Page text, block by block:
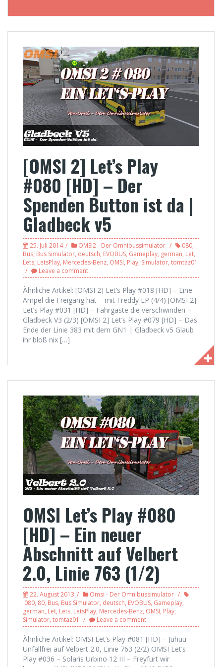
[OMSI 2] Let’s Play
#080 [HD] – Der
Spenden Button ist da |
Gladbeck v5
25. Juli 2014 OMSI2 - Der Omnibussimulator 080,
Bus, Bus Simulator, deutsch, EVOBUS, Gameplay, german, Let,
Lets, LetsPlay, Mercedes-Benz, OMSI, Play, Simulator, tomtaz01
Leave a comment
Ähnliche Artikel: [OMSI 2] Let’s Play #018 [HD] – Eine
Ampel die Freigang hat – mit Freddy LP (4/4) [OMSI 2]
Let’s Play #031 [HD] – Fahrgäste die verschwinden –
Gladbeck V3 (2/3) [OMSI 2] Let’s Play #079 [HD] – Das
Ende der Linie 383 mit dem GN1 | Gladbeck v5 Glaub
ihr bloß nix […]
OMSI Let’s Play #080
[HD] – Ein neuer
Abschnitt auf Velbert
2.0, Linie 763 (1/2)
22. August 2013
Omsi - Der Omnibussimulator
080, 80, Bus, Bus Simulator, deutsch, EVOBUS, Gameplay,
german, Let, Lets, LetsPlay, Mercedes-Benz, OMSI, Play,
Simulator, tomtaz01 Leave a comment
Ähnliche Artikel: OMSI Let’s Play #081 [HD] – Juhuu
Unfallfrei auf Velbert 2.0, Linie 763 (2/2) OMSI Let’s
Play #036 – Solaris Urbino 12 III – Freyfurt wir